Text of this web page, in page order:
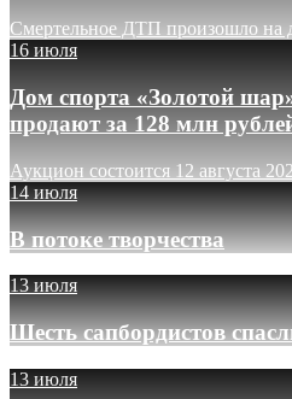
Смертельное ДТП произошло на
16 июля
Дом спорта «Золотой
продают за 128 млн
Аукцион состоится 12 августа
14 июля
В потоке творчества
13 июля
Шесть сапбордистов
13 июля